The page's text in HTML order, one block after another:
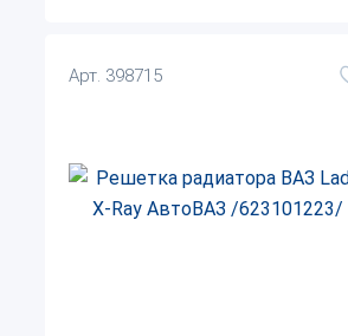
Арт. 398715